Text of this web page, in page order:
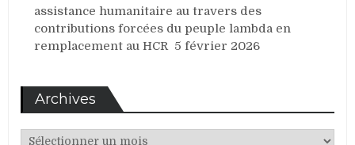
assistance humanitaire au travers des
contributions forcées du peuple lambda en
remplacement au HCR 5 février 2026
Archives
Archives